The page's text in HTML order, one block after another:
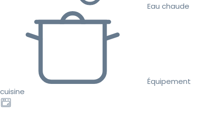
Eau chaude
Équipement
cuisine